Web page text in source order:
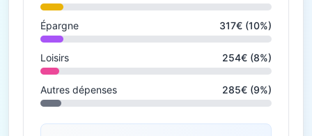
Épargne 317€ (10%)
Loisirs 254€ (8%)
Autres dépenses 285€ (9%)